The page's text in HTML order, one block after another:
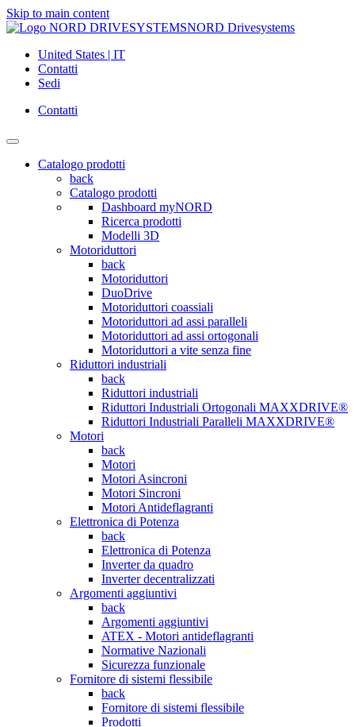
Skip to main content
NORD Drivesystems
United States | IT
Contatti
Sedi
Contatti
Catalogo prodotti
back
Catalogo prodotti
Dashboard myNORD
Ricerca prodotti
Modelli 3D
Motoriduttori
back
Motoriduttori
DuoDrive
Motoriduttori coassiali
Motoriduttori ad assi paralleli
Motoriduttori ad assi ortogonali
Motoriduttori a vite senza fine
Riduttori industriali
back
Riduttori industriali
Riduttori Industriali Ortogonali MAXXDRIVE®
Riduttori Industriali Paralleli MAXXDRIVE®
Motori
back
Motori
Motori Asincroni
Motori Sincroni
Motori Antideflagranti
Elettronica di Potenza
back
Elettronica di Potenza
Inverter da quadro
Inverter decentralizzati
Argomenti aggiuntivi
back
Argomenti aggiuntivi
ATEX - Motori antideflagranti
Normative Nazionali
Sicurezza funzionale
Fornitore di sistemi flessibile
back
Fornitore di sistemi flessibile
Prodotti